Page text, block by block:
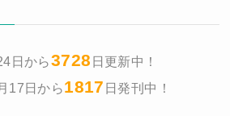
日から3728 日更新中！
17日から1817 日発刊中！